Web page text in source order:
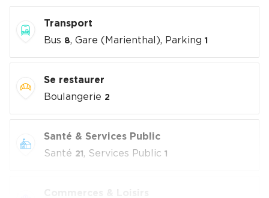
Transport
Bus 8, Gare (Marienthal), Parking 1
Se restaurer
Boulangerie 2
Santé & Services Public
Santé 21 , Services Public 1